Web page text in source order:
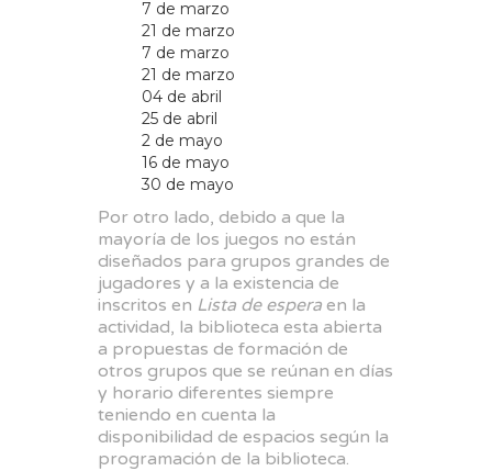
7 de marzo
21 de marzo
7 de marzo
21 de marzo
04 de abril
25 de abril
2 de mayo
16 de mayo
30 de mayo
Por otro lado, debido a que la
mayoría de los juegos no están
diseñados para grupos grandes de
jugadores y a la existencia de
inscritos en Lista de espera en la
actividad, la biblioteca esta abierta
a propuestas de formación de
otros grupos que se reúnan en días
y horario diferentes siempre
teniendo en cuenta la
disponibilidad de espacios según la
programación de la biblioteca.